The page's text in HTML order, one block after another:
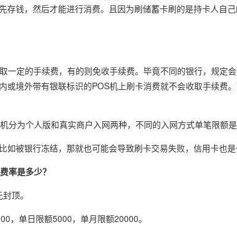
存钱，然后才能进行消费。且因为刷储蓄卡刷的是持卡人自
一定的手续费，有的则免收手续费。毕竟不同的银行，规定
或境外带有银联标识的POS机上刷卡消费就不会收取手续费
分为个人版和真实商户入网两种，不同的入网方式单笔限额是
被银行冻结，那就也可能会导致刷卡交易失败，信用卡也是
费率是多少？
顶。
，单日限额5000，单月限额20000。